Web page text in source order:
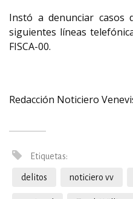
Instó a denunciar casos
siguientes líneas
FISCA-00.
Redacción Noticiero
Etiquetas:
delitos noticiero vv